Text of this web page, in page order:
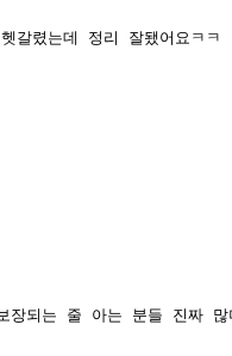
갈렸는데 정리 잘됐어요ㅋㅋ